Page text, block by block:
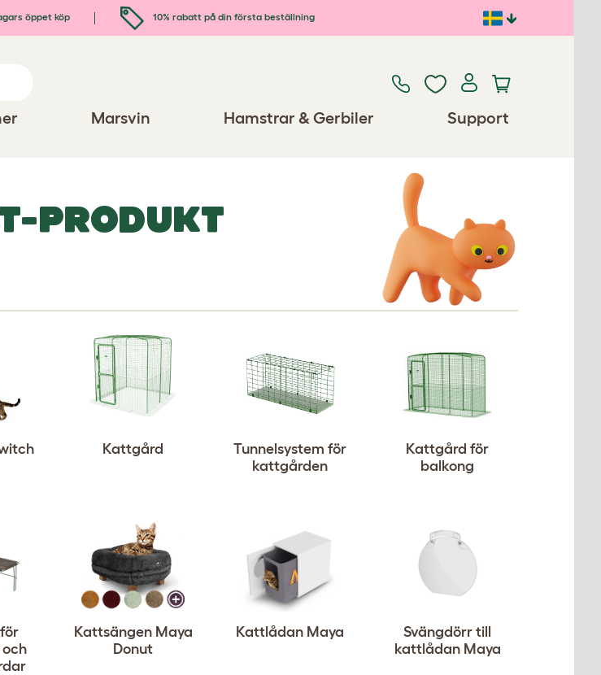
öppet köp 10% rabatt på din första beställning
Marsvin Hamstrar & Gerbiler Support
PRODUKT
Kattgård
Tunnelsystem för
kattgården
Kattgård för
balkong
Kattsängen Maya
Donut
Kattlådan Maya
Svängdörr till
kattlådan Maya